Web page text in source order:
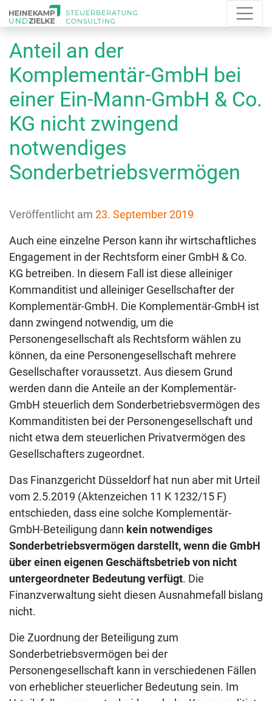
Anteil an der
Komplementär-GmbH bei
einer Ein-Mann-GmbH & Co.
KG nicht zwingend
notwendiges
Sonderbetriebsvermögen
Veröffentlicht am 23. September 2019
Auch eine einzelne Person kann ihr wirtschaftliches
Engagement in der Rechtsform einer GmbH & Co.
KG betreiben. In diesem Fall ist diese alleiniger
Kommanditist und alleiniger Gesellschafter der
Komplementär-GmbH. Die Komplementär-GmbH ist
dann zwingend notwendig, um die
Personengesellschaft als Rechtsform wählen zu
können, da eine Personengesellschaft mehrere
Gesellschafter voraussetzt. Aus diesem Grund
werden dann die Anteile an der Komplementär-
GmbH steuerlich dem Sonderbetriebsvermögen des
Kommanditisten bei der Personengesellschaft und
nicht etwa dem steuerlichen Privatvermögen des
Gesellschafters zugeordnet.
Das Finanzgericht Düsseldorf hat nun aber mit Urteil
vom 2.5.2019 (Aktenzeichen 11 K 1232/15 F)
entschieden, dass eine solche Komplementär-
GmbH-Beteiligung dann kein notwendiges
Sonderbetriebsvermögen darstellt, wenn die GmbH
über einen eigenen Geschäftsbetrieb von nicht
untergeordneter Bedeutung verfügt. Die
Finanzverwaltung sieht diesen Ausnahmefall bislang
nicht.
Die Zuordnung der Beteiligung zum
Sonderbetriebsvermögen bei der
Personengesellschaft kann in verschiedenen Fällen
von erheblicher steuerlicher Bedeutung sein. Im